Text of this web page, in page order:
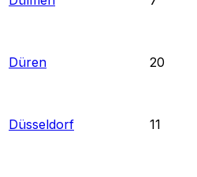
Düren
20
Düsseldorf
11